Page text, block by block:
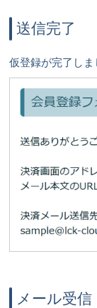
送信完了
仮登録が完了しま
メール受信